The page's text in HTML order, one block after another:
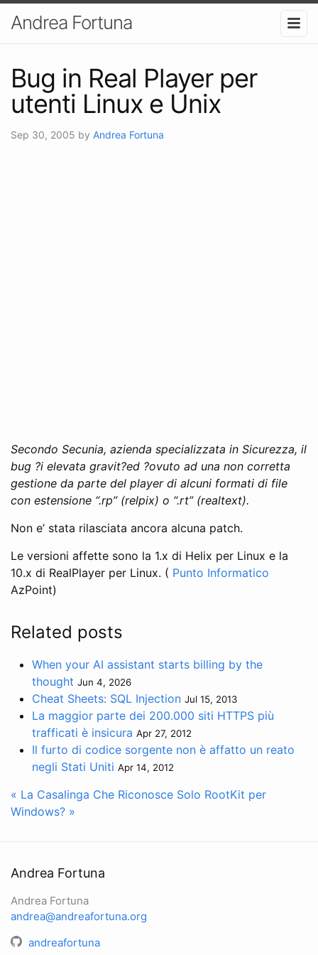
Andrea Fortuna
Bug in Real Player per
utenti Linux e Unix
Sep 30, 2005 by Andrea Fortuna
Secondo Secunia, azienda specializzata in Sicurezza, il
bug ?i elevata gravit?ed ?ovuto ad una non corretta
gestione da parte del player di alcuni formati di file
con estensione “.rp” (relpix) o “.rt” (realtext).
Non e’ stata rilasciata ancora alcuna patch.
Le versioni affette sono la 1.x di Helix per Linux e la
10.x di RealPlayer per Linux. ( Punto Informatico
AzPoint)
Related posts
When your AI assistant starts billing by the
thought Jun 4, 2026
Cheat Sheets: SQL Injection Jul 15, 2013
La maggior parte dei 200.000 siti HTTPS più
trafficati è insicura Apr 27, 2012
Il furto di codice sorgente non è affatto un reato
negli Stati Uniti Apr 14, 2012
« La Casalinga Che Riconosce Solo RootKit per
Windows? »
Andrea Fortuna
Andrea Fortuna
andrea@andreafortuna.org
andreafortuna